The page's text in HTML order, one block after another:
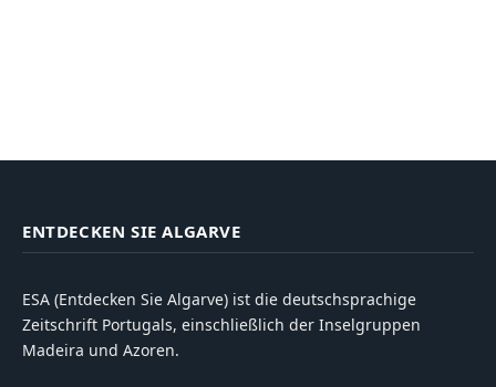
ENTDECKEN SIE ALGARVE
ESA (Entdecken Sie Algarve) ist die deutschsprachige
Zeitschrift Portugals, einschließlich der Inselgruppen
Madeira und Azoren.